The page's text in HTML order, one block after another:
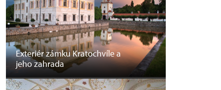
Exteriér zámku Kratochvíle a
jeho zahrada